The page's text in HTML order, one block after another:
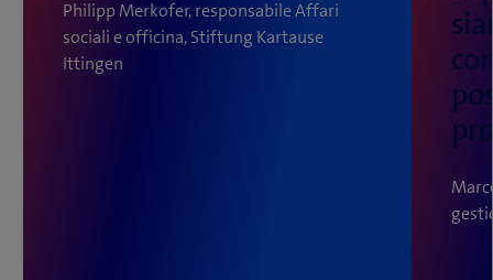
Philipp Merkofer, responsabile Affari
sociali e officina, Stiftung Kartause
Ittingen